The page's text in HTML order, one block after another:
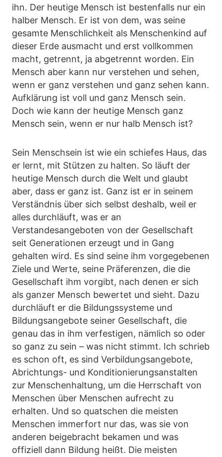
ihn. Der heutige Mensch ist bestenfalls nur ein
halber Mensch. Er ist von dem, was seine
gesamte Menschlichkeit als Menschenkind auf
dieser Erde ausmacht und erst vollkommen
macht, getrennt, ja abgetrennt worden. Ein
Mensch aber kann nur verstehen und sehen,
wenn er ganz verstehen und ganz sehen kann.
Aufklärung ist voll und ganz Mensch sein.
Doch wie kann der heutige Mensch ganz
Mensch sein, wenn er nur halb Mensch ist?
Sein Menschsein ist wie ein schiefes Haus, das
er lernt, mit Stützen zu halten. So läuft der
heutige Mensch durch die Welt und glaubt
aber, dass er ganz ist. Ganz ist er in seinem
Verständnis über sich selbst deshalb, weil er
alles durchläuft, was er an
Verstandesangeboten von der Gesellschaft
seit Generationen erzeugt und in Gang
gehalten wird. Es sind seine ihm vorgegebenen
Ziele und Werte, seine Präferenzen, die die
Gesellschaft ihm vorgibt, nach denen er sich
als ganzer Mensch bewertet und sieht. Dazu
durchläuft er die Bildungssysteme und
Bildungsangebote seiner Gesellschaft, die
genau das in ihm verfestigen, nämlich so oder
so ganz zu sein – was nicht stimmt. Ich schrieb
es schon oft, es sind Verbildungsangebote,
Abrichtungs- und Konditionierungsanstalten
zur Menschenhaltung, um die Herrschaft von
Menschen über Menschen aufrecht zu
erhalten. Und so quatschen die meisten
Menschen immerfort nur das, was sie von
anderen beigebracht bekamen und was
offiziell dann Bildung heißt. Die meisten